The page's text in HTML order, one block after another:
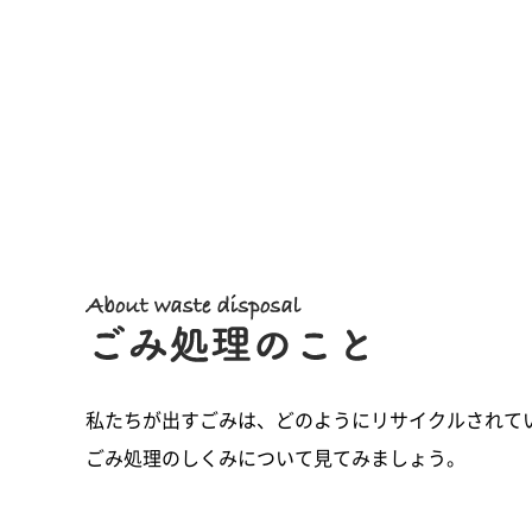
私たちが出すごみは、どのようにリサイクルされて
ごみ処理のしくみについて見てみましょう。